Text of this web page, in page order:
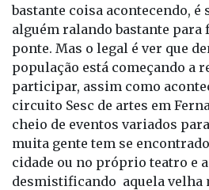
bastante coisa acontecendo, é
alguém ralando bastante para
ponte. Mas o legal é ver que
população está começando a
participar, assim como
circuito Sesc de artes em
cheio de eventos variados
muita gente tem se
cidade ou no próprio teatro e
desmistificando aquela velha